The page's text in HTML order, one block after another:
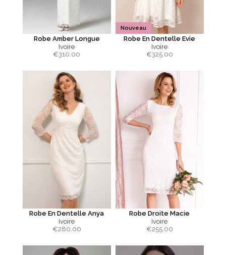
Robe Amber Longue
Ivoire
€310.00
Nouveau
Robe En Dentelle Evie
Ivoire
€325.00
Robe En Dentelle Anya
Ivoire
€280.00
Robe Droite Macie
Ivoire
€255.00